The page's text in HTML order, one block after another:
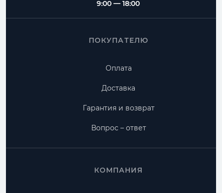
9:00 — 18:00
ПОКУПАТЕЛЮ
Оплата
Доставка
Гарантия и возврат
Вопрос – ответ
КОМПАНИЯ